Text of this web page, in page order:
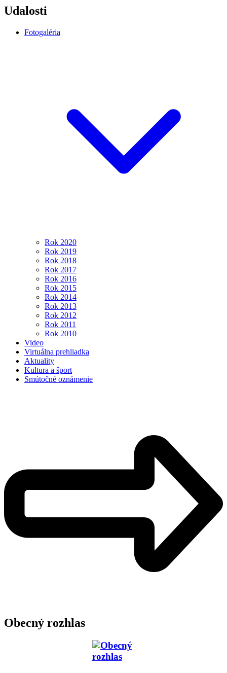
Udalosti
Fotogaléria
Rok 2020
Rok 2019
Rok 2018
Rok 2017
Rok 2016
Rok 2015
Rok 2014
Rok 2013
Rok 2012
Rok 2011
Rok 2010
Video
Virtuálna prehliadka
Aktuality
Kultura a šport
Smútočné oznámenie
Obecný rozhlas